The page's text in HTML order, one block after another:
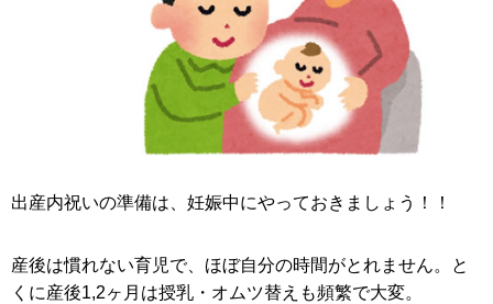
出産内祝いの準備は、妊娠中にやっておきましょう！！
産後は慣れない育児で、ほぼ自分の時間がとれません。と
くに産後1,2ヶ月は授乳・オムツ替えも頻繁で大変。